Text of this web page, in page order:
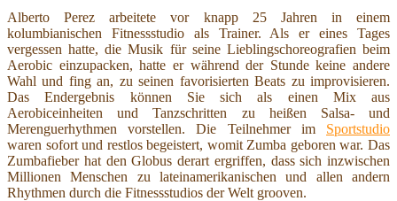
Alberto Perez arbeitete vor knapp 25 Jahren in einem
kolumbianischen Fitnessstudio als Trainer. Als er eines Tages
vergessen hatte, die Musik für seine Lieblingschoreografien beim
Aerobic einzupacken, hatte er während der Stunde keine andere
Wahl und fing an, zu seinen favorisierten Beats zu improvisieren.
Das Endergebnis können Sie sich als einen Mix aus
Aerobiceinheiten und Tanzschritten zu heißen Salsa- und
Merenguerhythmen vorstellen. Die Teilnehmer im Sportstudio
waren sofort und restlos begeistert, womit Zumba geboren war. Das
Zumbafieber hat den Globus derart ergriffen, dass sich inzwischen
Millionen Menschen zu lateinamerikanischen und allen andern
Rhythmen durch die Fitnessstudios der Welt grooven.